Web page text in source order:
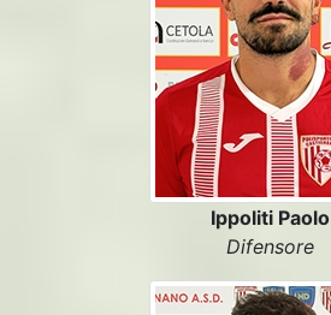
Ippoliti Paolo
Difensore